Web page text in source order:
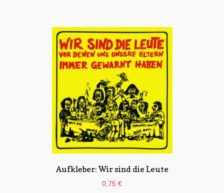
Aufkleber: Wir sind die Leute
0,75 €